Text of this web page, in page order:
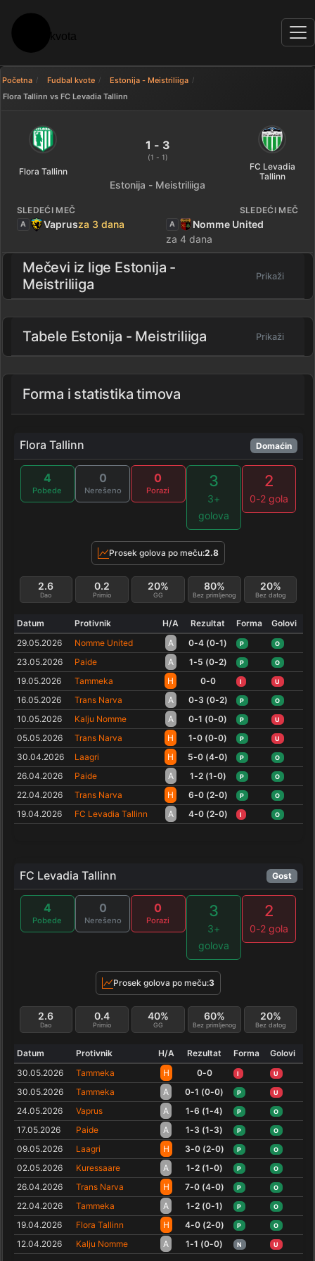
Početna Fudbal kvote
Estonija - Meistriliiga
Flora Tallinn vs FC Levadia Tallinn
Flora Tallinn 1 - 3 FC Levadia
Flora Tallinn
1 - 3
(1 - 1)
FC Levadia
Tallinn
Estonija - Meistriliiga
SLEDEĆI MEČ
A Vaprusza 3 dana
SLEDEĆI MEČ
A
Nomme United
za 4 dana
Mečevi iz lige Estonija -
Meistriliiga
Prikaži
Tabele Estonija - Meistriliiga Prikaži
Forma i statistika timova
Flora Tallinn Domaćin
4
Pobede
0
Nerešeno
0
Porazi
3
3+
golova
2
0-2 gola
Prosek golova po meču:2.8
Dao
2.6
Primio
0.2
GG
20%
Bez primljenog
80%
Bez datog
20%
Datum Protivnik H/A Rezultat Forma
Golovi
29.05.2026
Nomme United A 0-4 (0-1) P O
23.05.2026 Paide A 1-5 (0-2) P O
19.05.2026 Tammeka H 0-0 I U
16.05.2026 Trans Narva A 0-3 (0-2) P O
10.05.2026 Kalju Nomme A 0-1 (0-0) P U
05.05.2026 Trans Narva H 1-0 (0-0) P U
30.04.2026 Laagri H 5-0 (4-0) P O
26.04.2026 Paide A 1-2 (1-0) P O
22.04.2026 Trans Narva H 6-0 (2-0) P O
19.04.2026 FC Levadia Tallinn A 4-0 (2-0) I O
FC Levadia Tallinn Gost
4
Pobede
0
Nerešeno
0
Porazi
3
3+
golova
2
0-2 gola
Prosek golova po meču:3
Dao
2.6
Primio
0.4
GG
40%
Bez primljenog
60%
Bez datog
20%
Datum Protivnik H/A Rezultat Forma
Golovi
30.05.2026
Tammeka H 0-0 I U
30.05.2026 Tammeka A 0-1 (0-0) P U
24.05.2026 Vaprus A 1-6 (1-4) P O
17.05.2026 Paide A 1-3 (1-3) P O
09.05.2026 Laagri H 3-0 (2-0) P O
02.05.2026 Kuressaare A 1-2 (1-0) P O
26.04.2026 Trans Narva H 7-0 (4-0) P O
22.04.2026 Tammeka A 1-2 (0-1) P O
19.04.2026 Flora Tallinn H 4-0 (2-0) P O
12.04.2026 Kalju Nomme A 1-1 (0-0) N U